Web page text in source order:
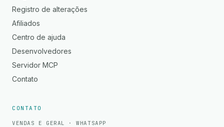
Registro de alterações
Afiliados
Centro de ajuda
Desenvolvedores
Servidor MCP
Contato
CONTATO
VENDAS E GERAL · WHATSAPP